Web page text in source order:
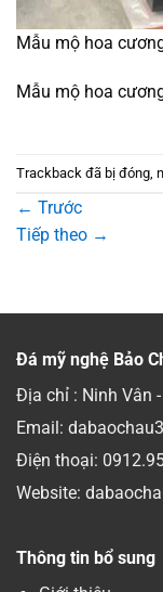
Mẫu mộ hoa
Mẫu mộ hoa
Trackback đã bị đóng,
← Trước
Tiếp theo →
Đá mỹ nghệ Bảo
Địa chỉ : Ninh Vân
Email:
Điện thoại:
Website:
Thông tin bổ sung